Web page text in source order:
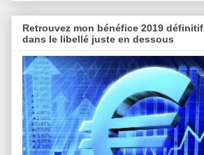
Retrouvez mon bénéfice 2019 définitif
dans le libellé juste en dessous